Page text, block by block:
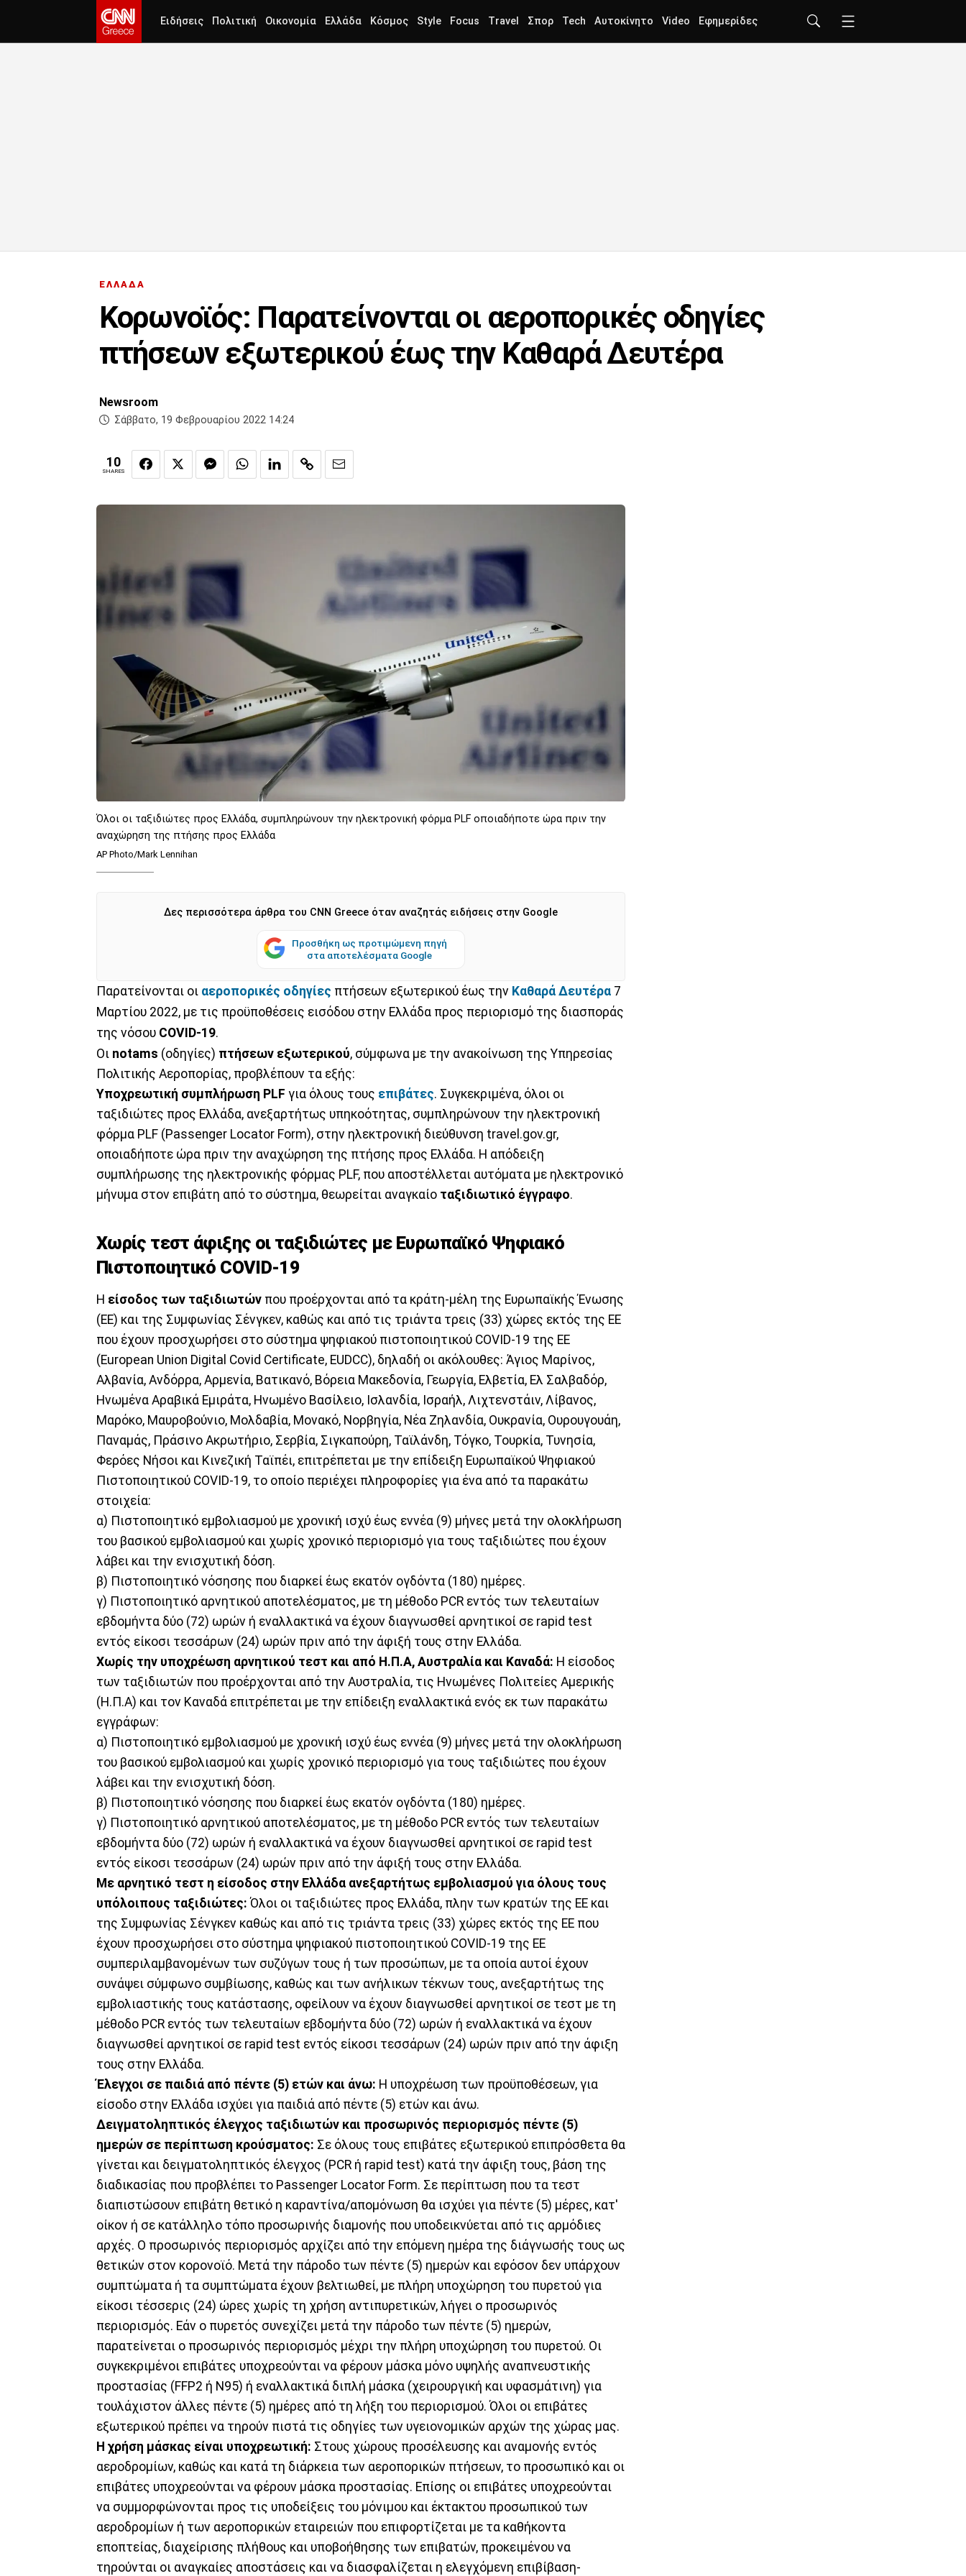
Ειδήσεις Πολιτική Οικονομία Ελλάδα Κόσμος Style Focus Travel Σπορ Tech Αυτοκίνητο Video Εφημερίδες
ΕΛΛΑΔΑ
Κορωνοϊός: Παρατείνονται οι αεροπορικές οδηγίες
πτήσεων εξωτερικού έως την Καθαρά Δευτέρα
Newsroom
Σάββατο, 19 Φεβρουαρίου 2022 14:24
10
SHARES
Όλοι οι ταξιδιώτες προς Ελλάδα, συμπληρώνουν την ηλεκτρονική φόρμα PLF oποιαδήποτε ώρα πριν την
αναχώρηση της πτήσης προς Ελλάδα
AP Photo/Mark Lennihan
Δες περισσότερα άρθρα του CNN Greece όταν αναζητάς ειδήσεις στην Google
Προσθήκη ως προτιμώμενη πηγή
στα αποτελέσματα Google
Παρατείνονται οι αεροπορικές οδηγίες πτήσεων εξωτερικού έως την Καθαρά Δευτέρα 7
Μαρτίου 2022, με τις προϋποθέσεις εισόδου στην Ελλάδα προς περιορισμό της διασποράς
της νόσου COVID-19.
Οι notams (οδηγίες) πτήσεων εξωτερικού, σύμφωνα με την ανακοίνωση της Υπηρεσίας
Πολιτικής Αεροπορίας, προβλέπουν τα εξής:
Υποχρεωτική συμπλήρωση PLF για όλους τους επιβάτες. Συγκεκριμένα, όλοι οι
ταξιδιώτες προς Ελλάδα, ανεξαρτήτως υπηκοότητας, συμπληρώνουν την ηλεκτρονική
φόρμα PLF (Passenger Locator Form), στην ηλεκτρονική διεύθυνση travel.gov.gr,
oποιαδήποτε ώρα πριν την αναχώρηση της πτήσης προς Ελλάδα. Η απόδειξη
συμπλήρωσης της ηλεκτρονικής φόρμας PLF, που αποστέλλεται αυτόματα με ηλεκτρονικό
μήνυμα στον επιβάτη από το σύστημα, θεωρείται αναγκαίο ταξιδιωτικό έγγραφο.
Χωρίς τεστ άφιξης οι ταξιδιώτες με Ευρωπαϊκό Ψηφιακό
Πιστοποιητικό COVID-19
Η είσοδος των ταξιδιωτών που προέρχονται από τα κράτη-μέλη της Ευρωπαϊκής Ένωσης
(ΕΕ) και της Συμφωνίας Σένγκεν, καθώς και από τις τριάντα τρεις (33) χώρες εκτός της ΕΕ
που έχουν προσχωρήσει στο σύστημα ψηφιακού πιστοποιητικού COVID-19 της ΕΕ
(European Union Digital Covid Certificate, EUDCC), δηλαδή οι ακόλουθες: Άγιος Μαρίνος,
Αλβανία, Ανδόρρα, Αρμενία, Βατικανό, Βόρεια Μακεδονία, Γεωργία, Ελβετία, Ελ Σαλβαδόρ,
Ηνωμένα Αραβικά Εμιράτα, Ηνωμένο Βασίλειο, Ισλανδία, Ισραήλ, Λιχτενστάιν, Λίβανος,
Μαρόκο, Μαυροβούνιο, Μολδαβία, Μονακό, Νορβηγία, Νέα Ζηλανδία, Ουκρανία, Ουρουγουάη,
Παναμάς, Πράσινο Ακρωτήριο, Σερβία, Σιγκαπούρη, Ταϊλάνδη, Τόγκο, Τουρκία, Τυνησία,
Φερόες Νήσοι και Κινεζική Ταϊπέι, επιτρέπεται με την επίδειξη Ευρωπαϊκού Ψηφιακού
Πιστοποιητικού COVID-19, το οποίο περιέχει πληροφορίες για ένα από τα παρακάτω
στοιχεία:
α) Πιστοποιητικό εμβολιασμού με χρονική ισχύ έως εννέα (9) μήνες μετά την ολοκλήρωση
του βασικού εμβολιασμού και χωρίς χρονικό περιορισμό για τους ταξιδιώτες που έχουν
λάβει και την ενισχυτική δόση.
β) Πιστοποιητικό νόσησης που διαρκεί έως εκατόν ογδόντα (180) ημέρες.
γ) Πιστοποιητικό αρνητικού αποτελέσματος, με τη μέθοδο PCR εντός των τελευταίων
εβδομήντα δύο (72) ωρών ή εναλλακτικά να έχουν διαγνωσθεί αρνητικοί σε rapid test
εντός είκοσι τεσσάρων (24) ωρών πριν από την άφιξή τους στην Ελλάδα.
Χωρίς την υποχρέωση αρνητικού τεστ και από Η.Π.Α, Αυστραλία και Καναδά: Η είσοδος
των ταξιδιωτών που προέρχονται από την Αυστραλία, τις Ηνωμένες Πολιτείες Αμερικής
(Η.Π.Α) και τον Καναδά επιτρέπεται με την επίδειξη εναλλακτικά ενός εκ των παρακάτω
εγγράφων:
α) Πιστοποιητικό εμβολιασμού με χρονική ισχύ έως εννέα (9) μήνες μετά την ολοκλήρωση
του βασικού εμβολιασμού και χωρίς χρονικό περιορισμό για τους ταξιδιώτες που έχουν
λάβει και την ενισχυτική δόση.
β) Πιστοποιητικό νόσησης που διαρκεί έως εκατόν ογδόντα (180) ημέρες.
γ) Πιστοποιητικό αρνητικού αποτελέσματος, με τη μέθοδο PCR εντός των τελευταίων
εβδομήντα δύο (72) ωρών ή εναλλακτικά να έχουν διαγνωσθεί αρνητικοί σε rapid test
εντός είκοσι τεσσάρων (24) ωρών πριν από την άφιξή τους στην Ελλάδα.
Με αρνητικό τεστ η είσοδος στην Ελλάδα ανεξαρτήτως εμβολιασμού για όλους τους
υπόλοιπους ταξιδιώτες:Όλοι οι ταξιδιώτες προς Ελλάδα, πλην των κρατών της ΕΕ και
της Συμφωνίας Σένγκεν καθώς και από τις τριάντα τρεις (33) χώρες εκτός της ΕΕ που
έχουν προσχωρήσει στο σύστημα ψηφιακού πιστοποιητικού COVID-19 της ΕΕ
συμπεριλαμβανομένων των συζύγων τους ή των προσώπων, με τα οποία αυτοί έχουν
συνάψει σύμφωνο συμβίωσης, καθώς και των ανήλικων τέκνων τους, ανεξαρτήτως της
εμβολιαστικής τους κατάστασης, οφείλουν να έχουν διαγνωσθεί αρνητικοί σε τεστ με τη
μέθοδο PCR εντός των τελευταίων εβδομήντα δύο (72) ωρών ή εναλλακτικά να έχουν
διαγνωσθεί αρνητικοί σε rapid test εντός είκοσι τεσσάρων (24) ωρών πριν από την άφιξη
τους στην Ελλάδα.
Έλεγχοι σε παιδιά από πέντε (5) ετών και άνω: Η υποχρέωση των προϋποθέσεων, για
είσοδο στην Ελλάδα ισχύει για παιδιά από πέντε (5) ετών και άνω.
Δειγματοληπτικός έλεγχος ταξιδιωτών και προσωρινός περιορισμός πέντε (5)
ημερών σε περίπτωση κρούσματος: Σε όλους τους επιβάτες εξωτερικού επιπρόσθετα θα
γίνεται και δειγματοληπτικός έλεγχος (PCR ή rapid test) κατά την άφιξη τους, βάση της
διαδικασίας που προβλέπει το Passenger Locator Form. Σε περίπτωση που τα τεστ
διαπιστώσουν επιβάτη θετικό η καραντίνα/απομόνωση θα ισχύει για πέντε (5) μέρες, κατ'
οίκον ή σε κατάλληλο τόπο προσωρινής διαμονής που υποδεικνύεται από τις αρμόδιες
αρχές. Ο προσωρινός περιορισμός αρχίζει από την επόμενη ημέρα της διάγνωσής τους ως
θετικών στον κορονοϊό. Μετά την πάροδο των πέντε (5) ημερών και εφόσον δεν υπάρχουν
συμπτώματα ή τα συμπτώματα έχουν βελτιωθεί, με πλήρη υποχώρηση του πυρετού για
είκοσι τέσσερις (24) ώρες χωρίς τη χρήση αντιπυρετικών, λήγει ο προσωρινός
περιορισμός. Εάν ο πυρετός συνεχίζει μετά την πάροδο των πέντε (5) ημερών,
παρατείνεται ο προσωρινός περιορισμός μέχρι την πλήρη υποχώρηση του πυρετού. Οι
συγκεκριμένοι επιβάτες υποχρεούνται να φέρουν μάσκα μόνο υψηλής αναπνευστικής
προστασίας (FFP2 ή N95) ή εναλλακτικά διπλή μάσκα (χειρουργική και υφασμάτινη) για
τουλάχιστον άλλες πέντε (5) ημέρες από τη λήξη του περιορισμού. Όλοι οι επιβάτες
εξωτερικού πρέπει να τηρούν πιστά τις οδηγίες των υγειονομικών αρχών της χώρας μας.
Η χρήση μάσκας είναι υποχρεωτική: Στους χώρους προσέλευσης και αναμονής εντός
αεροδρομίων, καθώς και κατά τη διάρκεια των αεροπορικών πτήσεων, το προσωπικό και οι
επιβάτες υποχρεούνται να φέρουν μάσκα προστασίας. Επίσης οι επιβάτες υποχρεούνται
να συμμορφώνονται προς τις υποδείξεις του μόνιμου και έκτακτου προσωπικού των
αεροδρομίων ή των αεροπορικών εταιρειών που επιφορτίζεται με τα καθήκοντα
εποπτείας, διαχείρισης πλήθους και υποβοήθησης των επιβατών, προκειμένου να
τηρούνται οι αναγκαίες αποστάσεις και να διασφαλίζεται η ελεγχόμενη επιβίβαση-